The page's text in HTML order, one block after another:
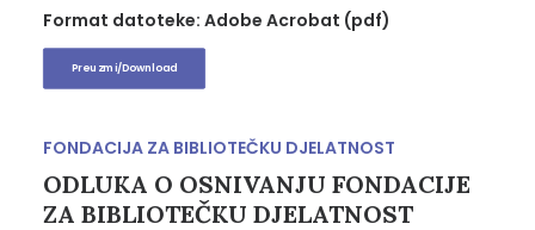
Format datoteke: Adobe Acrobat (pdf)
Preuzmi/Download
FONDACIJA ZA BIBLIOTEČKU DJELATNOST
ODLUKA O OSNIVANJU FONDACIJE
ZA BIBLIOTEČKU DJELATNOST